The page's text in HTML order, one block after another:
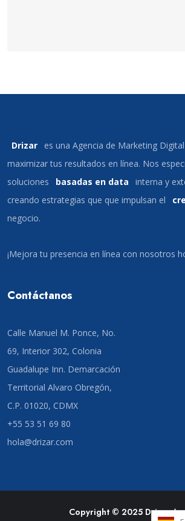
Drizar
es una Agencia de Marketing
maximizar tus resultados en línea. Nos
soluciones
basadas en data
interna y
creando estrategias que que impulsan el
negocio.
¡Mejora tu presencia en línea con nosotros
Contáctanos
Calle Manuel M. Ponce, No.
69, Interior 302, Colonia
Guadalupe Inn. Demarcación
Territorial Alvaro Obregón,
C.P. 01020, CDMX
+55 53 51 69 80
hola@drizar.com
Copyright © 2025 Drizar